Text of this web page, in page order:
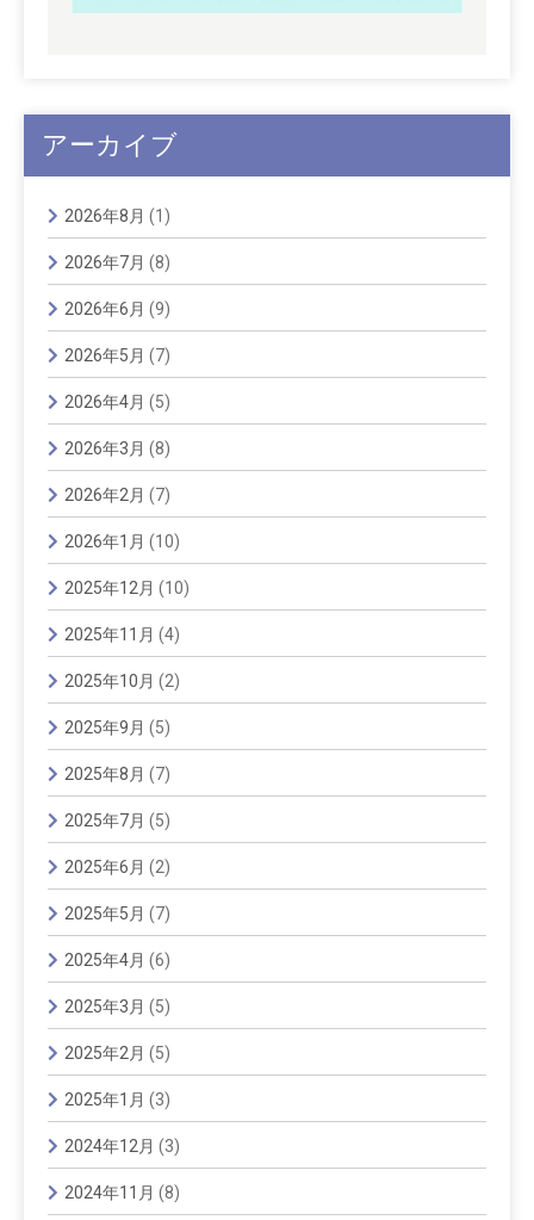
アーカイブ
2026年8月 (1)
2026年7月 (8)
2026年6月 (9)
2026年5月 (7)
2026年4月 (5)
2026年3月 (8)
2026年2月 (7)
2026年1月 (10)
2025年12月 (10)
2025年11月 (4)
2025年10月 (2)
2025年9月 (5)
2025年8月 (7)
2025年7月 (5)
2025年6月 (2)
2025年5月 (7)
2025年4月 (6)
2025年3月 (5)
2025年2月 (5)
2025年1月 (3)
2024年12月 (3)
2024年11月 (8)